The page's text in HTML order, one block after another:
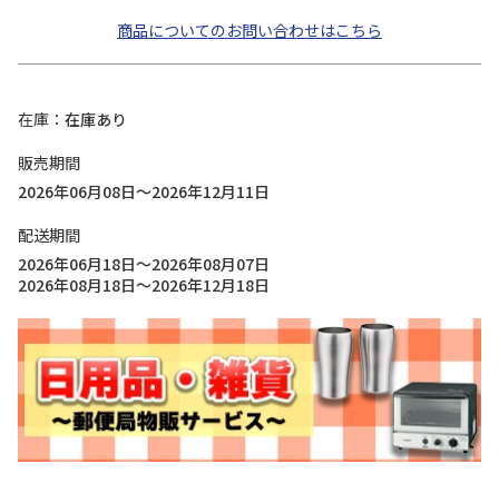
商品についてのお問い合わせはこちら
在庫
在庫あり
販売期間
2026年06月08日～2026年12月11日
配送期間
2026年06月18日～2026年08月07日
2026年08月18日～2026年12月18日